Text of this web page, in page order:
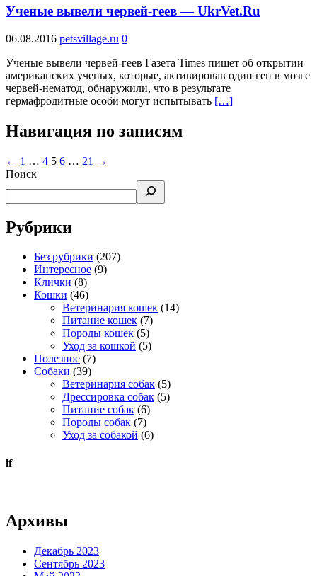
Ученые вывели червей-геев — UkrVet.Ru
06.08.2016 petsvillage.ru 0
Ученые вывели червей-геев Газета Times пишет об открытии
американских ученых, которые, активировав один ген в мозге
червей-нематод, обнаружили, что в результате
гермафродитные особи могут испытывать […]
Навигация по записям
← 1 … 4 5 6 … 21 →
Поиск
Рубрики
Без рубрики (207)
Интересное (9)
Клички (8)
Кошки (46)
Ветеринария кошек (14)
Питание кошек (7)
Породы кошек (5)
Уход за кошкой (5)
Полезное (7)
Собаки (39)
Ветеринария собак (5)
Дрессировка собак (5)
Питание собак (6)
Породы собак (7)
Уход за собакой (6)
lf
Архивы
Декабрь 2023
Сентябрь 2023